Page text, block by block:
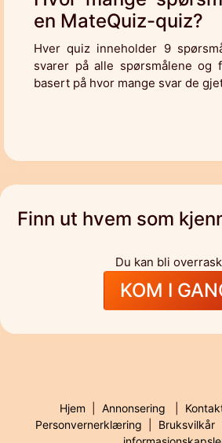
en MateQuiz-quiz?
Hver quiz inneholder 9
svarer på alle spørsmålene og
basert på hvor mange svar de
Finn ut hvem som
Du kan bli
KOM I
Hjem Annonsering
Personvernerklæring
Bruksvilkår